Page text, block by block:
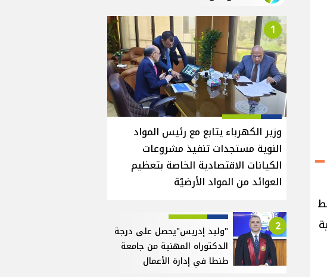
1
وزير الكهرباء يتابع مع رئيس المواد
النوية مستجدات تنفيذ مشروعات
الكيانات الاقتصادية الخاصة بتعظيم
العوائد من المواد الأرضيّة
2
"وليد إدريس"يحصل على درجة
الدكتوراه المهنية من جامعة
طنطا في إدارة الأعمال